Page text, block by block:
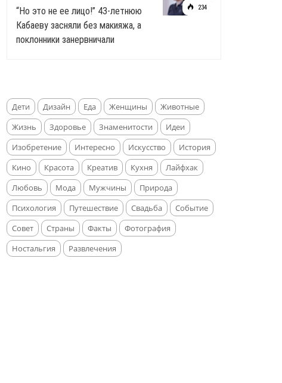
234
“Но это не ее лицо!” 43-летнюю
Кабаеву засняли без макияжа, а
поклонники занервничали
Дети Дизайн Еда Женщины
Животные
Жизнь
Здоровье Знаменитости
Идеи
Изобретение
Интересно Искусство
История
Кино
Красота Креатив Кухня
Лайфхак
Любовь
Мода Мужчины
Природа
Психология
Путешествие Свадьба
Событие
Совет
Страны Факты
Фотография
Ностальгия
Развлечения